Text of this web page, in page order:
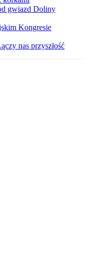
gwiazd Doliny
Kongresie
nas przyszłość